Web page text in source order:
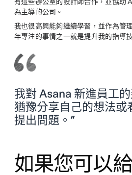
為主導的公司。
我也很高興能夠繼續學習，並作為管
年專注的事情之一就是提升我的指導
我對 Asana 新進員工
猶豫分享自己的想法或
提出問題。”
如果您可以